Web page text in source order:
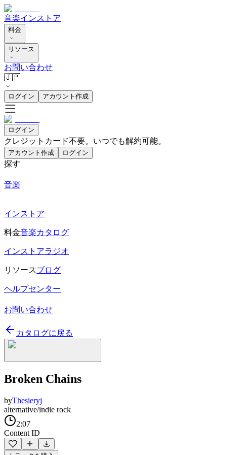
音楽インストア
料金
リソース
お問い合わせ
🇯🇵
ログイン アカウント作成
ログイン
クレジットカード不要。いつでも解約可能。
アカウント作成 ログイン
探す
音楽
インストア
料金音楽カタログ
インストアラジオ
リソースブログ
ヘルプセンター
お問い合わせ
カタログに戻る
Broken Chains
byThesieryj
alternative/indie rock
2:07
Content ID